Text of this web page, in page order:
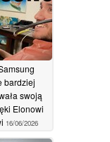
bardziej
swoją
Elonowi
16/06/2026